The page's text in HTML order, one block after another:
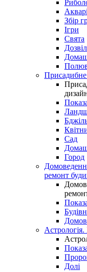
Збір
Ігри
Свята
Сад
Город
ремонт
Долі